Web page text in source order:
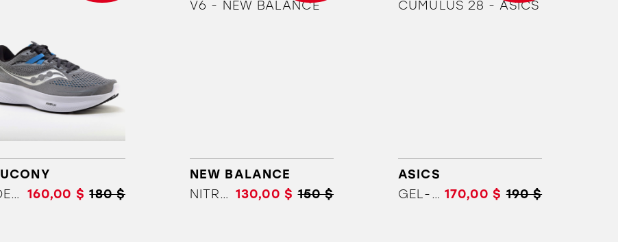
ORTHÈSES
RIDE 15 160,00 $ 180 $
NEW BALANCE
NITREL GTX V6 130,00 $ 150 $
ASICS
GEL-CUMULUS 28 170,00 $ 190 $